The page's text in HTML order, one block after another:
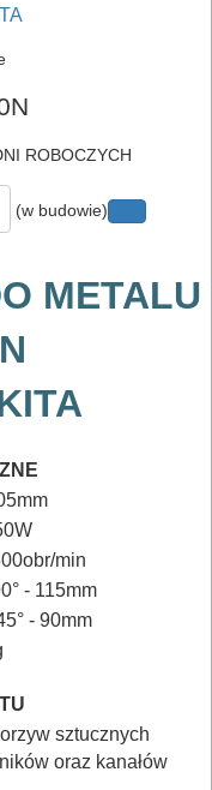
ROBOCZYCH
(w budowie)
METALU
min
- 115mm
- 90mm
sztucznych
oraz kanałów